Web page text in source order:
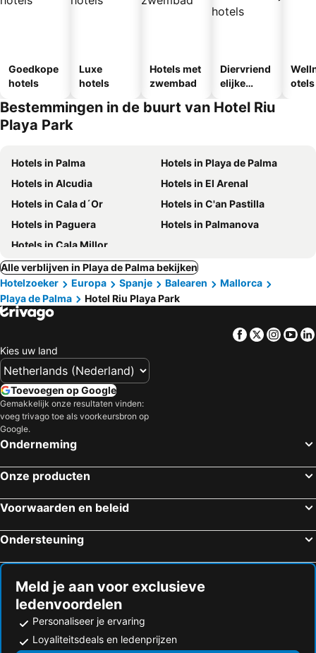
Goedkope
hotels
Luxe
hotels
Hotels met
zwembad
Diervriend
elijke
otels
Bestemmingen in de buurt van Hotel Riu
Playa Park
Hotels in Palma
Hotels in Playa de Palma
Hotels in Alcudia
Hotels in El Arenal
Hotels in Cala d´Or
Hotels in C'an Pastilla
Hotels in Paguera
Hotels in Palmanova
Hotels in Cala Millor
Alle verblijven in Playa de Palma bekijken
Hotelzoeker
Europa Spanje Balearen
Mallorca
Playa de Palma
Hotel Riu Playa Park
Facebook
Twitter
Kies uw land
Toevoegen op Google
Gemakkelijk onze resultaten vinden:
voeg trivago toe als voorkeursbron op
Google.
Onderneming
Onze producten
Voorwaarden en beleid
Ondersteuning
Meld je aan voor exclusieve
ledenvoordelen
Personaliseer je ervaring
Loyaliteitsdeals en ledenprijzen